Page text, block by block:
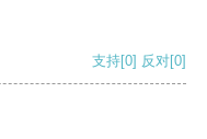
支持[0] 反对[0]